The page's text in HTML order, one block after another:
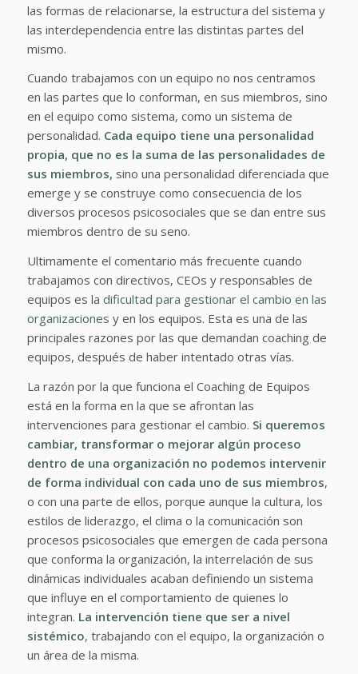
las formas de relacionarse, la estructura del sistema y
las interdependencia entre las distintas partes del
mismo.
Cuando trabajamos con un equipo no nos centramos
en las partes que lo conforman, en sus miembros, sino
en el equipo como sistema, como un sistema de
personalidad. Cada equipo tiene una personalidad
propia, que no es la suma de las personalidades de
sus miembros, sino una personalidad diferenciada que
emerge y se construye como consecuencia de los
diversos procesos psicosociales que se dan entre sus
miembros dentro de su seno.
Ultimamente el comentario más frecuente cuando
trabajamos con directivos, CEOs y responsables de
equipos es la dificultad para gestionar el cambio en las
organizaciones y en los equipos. Esta es una de las
principales razones por las que demandan coaching de
equipos, después de haber intentado otras vías.
La razón por la que funciona el Coaching de Equipos
está en la forma en la que se afrontan las
intervenciones para gestionar el cambio. Si queremos
cambiar, transformar o mejorar algún proceso
dentro de una organización no podemos intervenir
de forma individual con cada uno de sus miembros,
o con una parte de ellos, porque aunque la cultura, los
estilos de liderazgo, el clima o la comunicación son
procesos psicosociales que emergen de cada persona
que conforma la organización, la interrelación de sus
dinámicas individuales acaban definiendo un sistema
que influye en el comportamiento de quienes lo
integran. La intervención tiene que ser a nivel
sistémico, trabajando con el equipo, la organización o
un área de la misma.